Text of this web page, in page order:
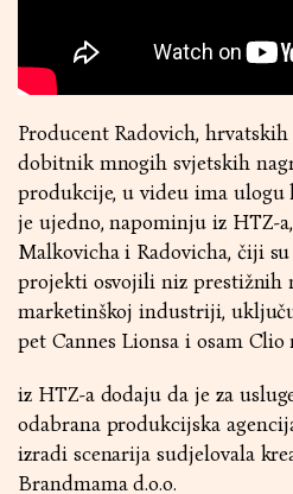
Producent Radovich,
dobitnik mnogih svjetskih
produkcije, u videu ima ulogu
je ujedno, napominju iz HTZ-
Malkovicha i Radovicha, čiji
projekti osvojili niz prestižnih
marketinškoj industriji,
pet Cannes Lionsa i osam Clio
iz HTZ-a dodaju da je za
odabrana produkcijska
izradi scenarija sudjelovala
Brandmama d.o.o.